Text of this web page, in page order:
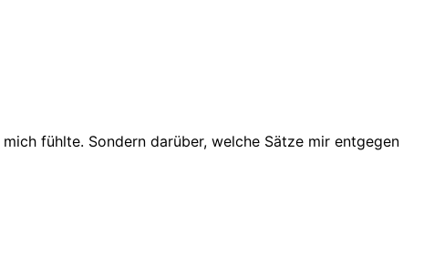
fühlte. Sondern darüber, welche Sätze mir entgegen